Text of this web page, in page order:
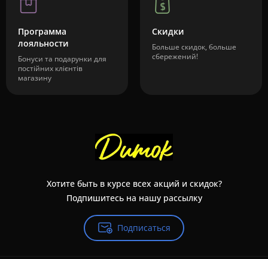
Программа
лояльности
Бонуси та подарунки для
постійних клієнтів
магазину
Скидки
Больше скидок, больше
сбережений!
Хотите быть в курсе всех акций и скидок?
Подпишитесь на нашу рассылку
Подписаться